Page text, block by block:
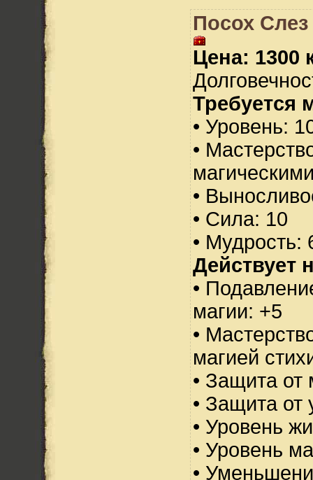
Посох Слез
Цена: 1300
Требуется
• Уровень:
•
•
• Сила: 10
• Мудрость:
Действует
•
магии: +5
•
магией
• Защита от
• Защита от
• Уровень
• Уровень
•